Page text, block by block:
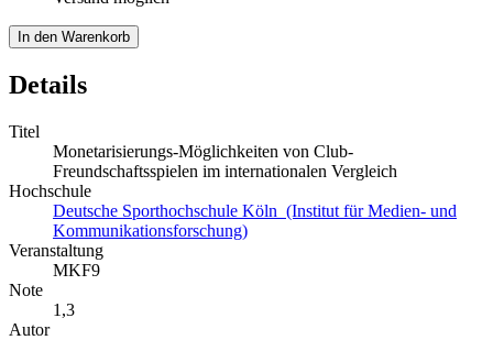
In den Warenkorb
Details
Titel
Monetarisierungs-Möglichkeiten von Club-
Freundschaftsspielen im internationalen Vergleich
Hochschule
Deutsche Sporthochschule Köln (Institut für Medien- und
Kommunikationsforschung)
Veranstaltung
MKF9
Note
1,3
Autor